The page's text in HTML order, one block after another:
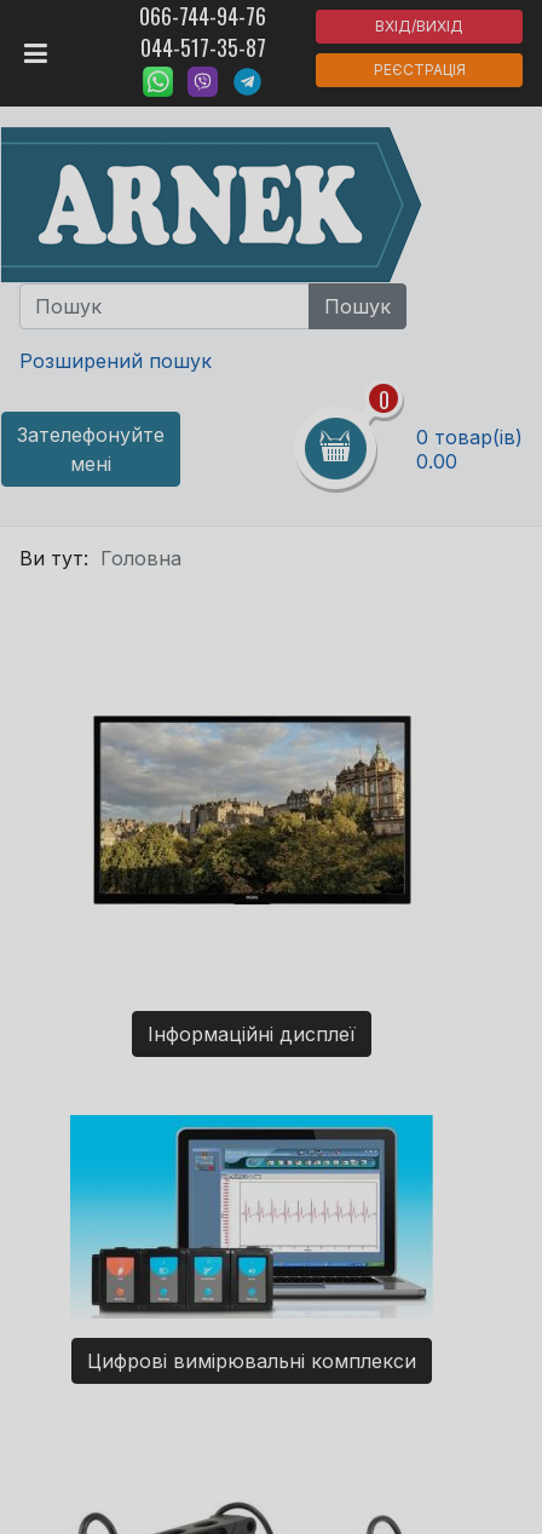
066-744-94-76
044-517-35-87
ВХІД/ВИХІД
РЕЄСТРАЦІЯ
Розширений пошук
Зателефонуйте
мені
0
0 товар(ів)
0.00
Ви тут: Головна
Інформаційні дисплеї
Цифрові вимірювальні комплекси